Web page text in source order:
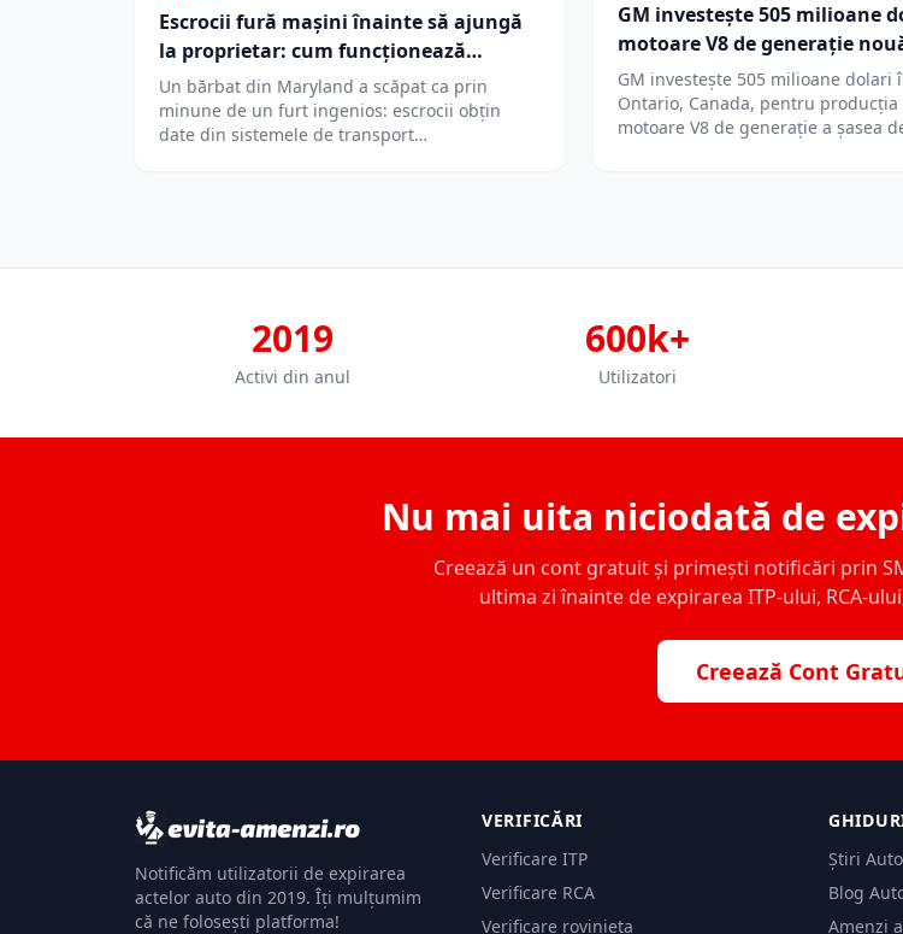
Escrocii fură mașini înainte să ajungă
la proprietar: cum funcționează
schema
Un bărbat din Maryland a scăpat ca prin
minune de un furt ingenios: escrocii obțin
date din sistemele de transport…
GM investește 505 milioane
motoare V8 de generație
GM investește 505 milioane dolari
Ontario, Canada, pentru
motoare V8 de generație a șasea
2019
Activi din anul
600k+
Utilizatori
Nu mai uita niciodată de
Creează un cont gratuit și primești notificări prin
ultima zi înainte de expirarea ITP-ului, RCA-
Creează Cont
Notificăm utilizatorii de expirarea
actelor auto din 2019. Îți mulțumim
că ne folosești platforma!
VERIFICĂRI
Verificare ITP
Verificare RCA
Verificare rovinieta
Știri Auto
Blog
Amenzi